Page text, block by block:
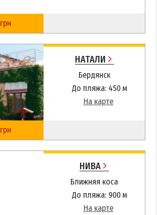
грн
НАТАЛИ
Бердянск
До пляжа: 450 м
На карте
грн
НИВА
Ближняя коса
До пляжа: 900 м
На карте